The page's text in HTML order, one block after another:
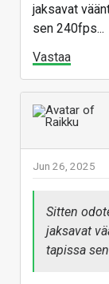
jaksavat
sen 240fps...
Vastaa
Jun 26, 2025
Sitten
jaksavat
tapissa